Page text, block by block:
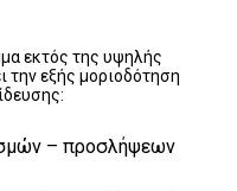
εκτός της υψηλής
εξής μοριοδότηση
– προσλήψεων